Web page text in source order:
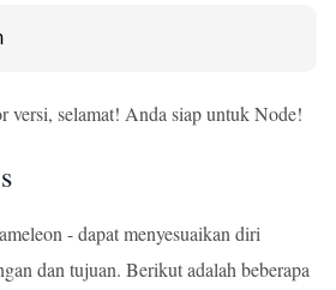
versi, selamat! Anda siap untuk Node!
- dapat menyesuaikan diri
dan tujuan. Berikut adalah beberapa